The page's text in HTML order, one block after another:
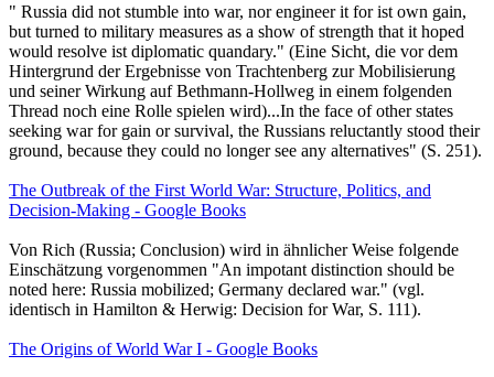
" Russia did not stumble into war, nor engineer it for ist own gain,
but turned to military measures as a show of strength that it hoped
would resolve ist diplomatic quandary." (Eine Sicht, die vor dem
Hintergrund der Ergebnisse von Trachtenberg zur Mobilisierung
und seiner Wirkung auf Bethmann-Hollweg in einem folgenden
Thread noch eine Rolle spielen wird)...In the face of other states
seeking war for gain or survival, the Russians reluctantly stood their
ground, because they could no longer see any alternatives" (S. 251).
The Outbreak of the First World War: Structure, Politics, and
Decision-Making - Google Books
Von Rich (Russia; Conclusion) wird in ähnlicher Weise folgende
Einschätzung vorgenommen "An impotant distinction should be
noted here: Russia mobilized; Germany declared war." (vgl.
identisch in Hamilton & Herwig: Decision for War, S. 111).
The Origins of World War I - Google Books